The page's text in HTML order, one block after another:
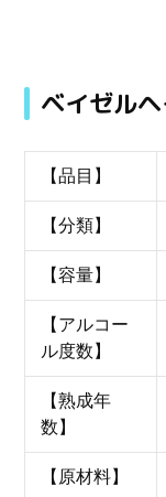
ベイゼル
【品目】
【分類】
【容量】
【アルコー
ル度数】
【熟成年
数】
【原材料】